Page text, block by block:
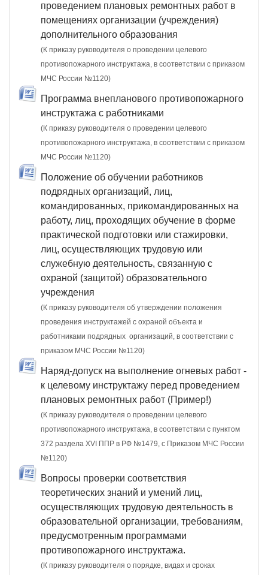
проведением плановых ремонтных работ в
помещениях организации (учреждения)
дополнительного образования
(К приказу руководителя о проведении целевого
противопожарного инструктажа, в соответствии с приказом
МЧС России №1120)
Программа внепланового противопожарного
инструктажа с работниками
(К приказу руководителя о проведении целевого
противопожарного инструктажа, в соответствии с приказом
МЧС России №1120)
Положение об обучении работников
подрядных организаций, лиц,
командированных, прикомандированных на
работу, лиц, проходящих обучение в форме
практической подготовки или стажировки,
лиц, осуществляющих трудовую или
служебную деятельность, связанную с
охраной (защитой) образовательного
учреждения
(К приказу руководителя об утверждении положения
проведения инструктажей с охраной объекта и
работниками подрядных организаций, в соответствии с
приказом МЧС России №1120)
Наряд-допуск на выполнение огневых работ -
к целевому инструктажу перед проведением
плановых ремонтных работ (Пример!)
(К приказу руководителя о проведении целевого
противопожарного инструктажа, в соответствии с пунктом
372 раздела XVI ППР в РФ №1479, c Приказом МЧС России
№1120)
Вопросы проверки соответствия
теоретических знаний и умений лиц,
осуществляющих трудовую деятельность в
образовательной организации, требованиям,
предусмотренным программами
противопожарного инструктажа.
(К приказу руководителя о порядке, видах и сроках